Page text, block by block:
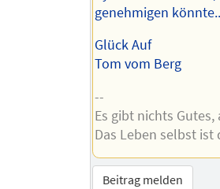
genehmigen
Glück Auf
Tom vom Berg
--
Es gibt nichts
Das Leben selbst ist
Beitrag melden